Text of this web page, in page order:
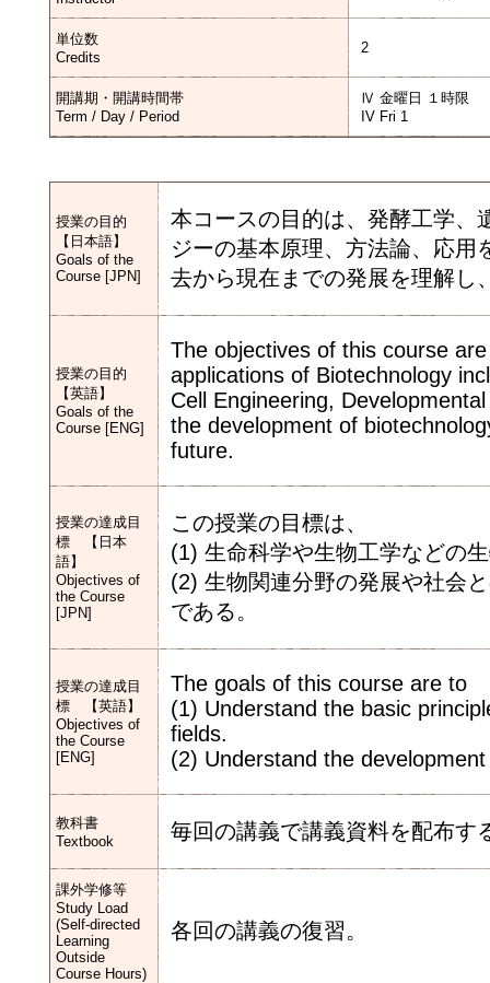
単位数
Credits
2
開講期・開講時間帯
Term / Day / Period
Ⅳ 金曜日 １時限
IV Fri 1
授業の目的
【日本語】
Goals of the
Course [JPN]
本コースの目的は、発酵工学、
ジーの基本原理、方法論、応用
去から現在までの発展を理解し
授業の目的
【英語】
Goals of the
Course [ENG]
The objectives of this course
applications of Biotechnology
Cell Engineering,
the development of
future.
授業の達成目
標 【日本
語】
Objectives of
the Course
[JPN]
この授業の目標は、
(1) 生命科学や生物工学などの
(2) 生物関連分野の発展や社会
である。
授業の達成目
標 【英語】
Objectives of
the Course
[ENG]
The goals of this course are to
(1) Understand the basic
fields.
(2) Understand the
教科書
Textbook
毎回の講義で講義資料を配布す
課外学修等
Study Load
(Self-directed
Learning
Outside
Course Hours)
各回の講義の復習。